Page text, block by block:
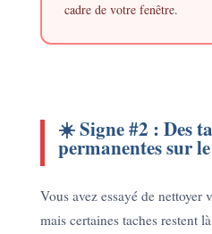
cadre de votre fenêtre.
☀️ Signe #2 : Des
permanentes sur
Vous avez essayé de
mais certaines taches restent